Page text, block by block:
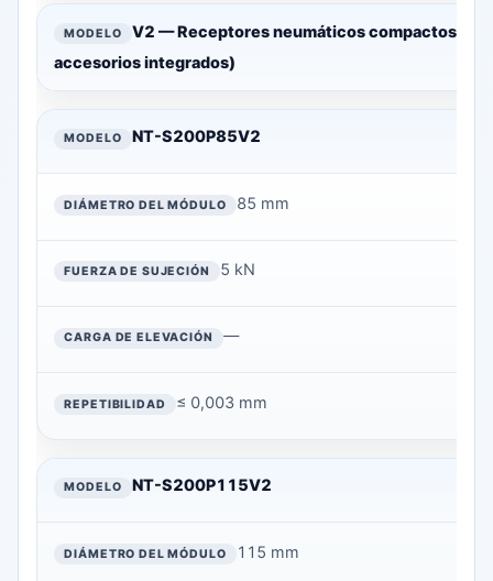
V2 — Receptores neumáticos compactos
accesorios integrados)
NT-S200P85V2
85 mm
5 kN
—
≤ 0,003 mm
NT-S200P115V2
115 mm